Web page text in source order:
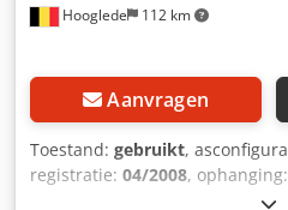
Hooglede 112 km
Aanvragen
Toestand: gebruikt,
registratie: 04/2008, ophanging:
,